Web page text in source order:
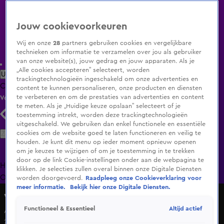
Uitzending Gemist Populaire programma's Zenders Genres
ClipsFilmsRadioSmart TV inlogShop
Volg KIJK
Zoeken
HomeUitzending Gemist Programma's De Bondgenoten
OranjezomerLivestreamsShop
Veronica Inside
AZ op naar het kampioenschap
20 aug 2018, 21:30
Jouw cookievoorkeuren
Wij en onze28 partners gebruiken cookies en vergelijkbare
technieken om informatie te verzamelen over jou als gebruiker
van onze website(s), jouw gedrag en jouw apparaten. Als je
„Alle cookies accepteren” selecteert, worden
trackingtechnologieën ingeschakeld om onze advertenties en
content te kunnen personaliseren, onze producten en diensten
te verbeteren en om de prestaties van advertenties en content
te meten. Als je „Huidige keuze opslaan” selecteert of je
toestemming intrekt, worden deze trackingtechnologieën
uitgeschakeld. We gebruiken dan enkel functionele en essentiële
cookies om de website goed te laten functioneren en veilig te
houden. Je kunt dit menu op ieder moment opnieuw openen
om je keuzes te wijzigen of om je toestemming in te trekken
door op de link Cookie-instellingen onder aan de webpagina te
klikken. Je selecties zullen overal binnen onze Digitale Diensten
worden doorgevoerd.
Raadpleeg onze Cookieverklaring voor
meer informatie.
Bekijk hier onze Digitale Diensten.
Functioneel & Essentieel Altijd actief